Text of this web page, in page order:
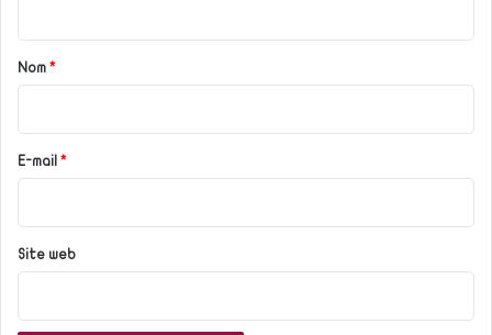
a
r
e
Nom *
E-mail *
Site web